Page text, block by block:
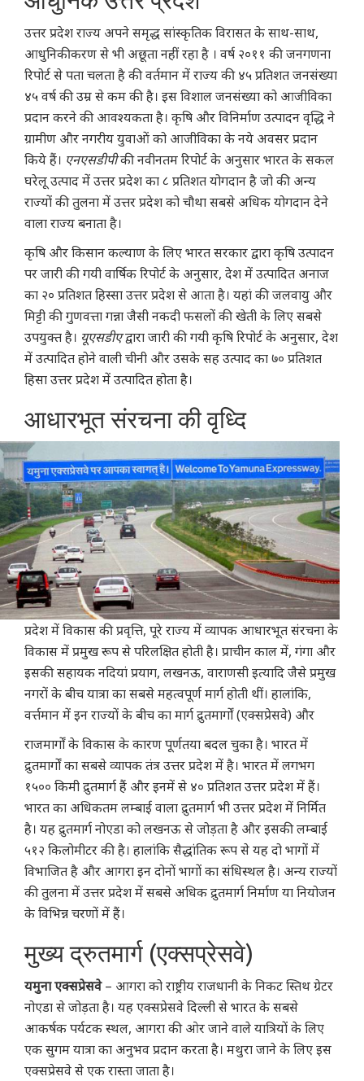
उत्तर प्रदेश राज्य अपने समृद्ध सांस्कृतिक विरासत के साथ-साथ,
आधुनिकीकरण से भी अछूता नहीं रहा है । वर्ष २०११ की जनगणना
रिपोर्ट से पता चलता है की वर्तमान में राज्य की ४५ प्रतिशत जनसंख्या
४५ वर्ष की उम्र से कम की है। इस विशाल जनसंख्या को आजीविका
प्रदान करने की आवश्यकता है। कृषि और विनिर्माण उत्पादन वृद्धि ने
ग्रामीण और नगरीय युवाओं को आजीविका के नये अवसर प्रदान
किये हैं। एनएसडीपीकी नवीनतम रिपोर्ट के अनुसार भारत के सकल
घरेलू उत्पाद में उत्तर प्रदेश का ८ प्रतिशत योगदान है जो की अन्य
राज्यों की तुलना में उत्तर प्रदेश को चौथा सबसे अधिक योगदान देने
वाला राज्य बनाता है।
कृषि और किसान कल्याण के लिए भारत सरकार द्वारा कृषि उत्पादन
पर जारी की गयी वार्षिक रिपोर्ट के अनुसार, देश में उत्पादित अनाज
का २० प्रतिशत हिस्सा उत्तर प्रदेश से आता है। यहां की जलवायु और
मिट्टी की गुणवत्ता गन्ना जैसी नकदी फसलों की खेती के लिए सबसे
उपयुक्त है। यूएसडीएद्वारा जारी की गयी कृषि रिपोर्ट के अनुसार, देश
में उत्पादित होने वाली चीनी और उसके सह उत्पाद का ७० प्रतिशत
हिसा उत्तर प्रदेश में उत्पादित होता है।
आधारभूत संरचना की वृध्दि
प्रदेश में विकास की प्रवृत्ति, पूरे राज्य में व्यापक आधारभूत संरचना के
विकास में प्रमुख रूप से परिलक्षित होती है। प्राचीन काल में, गंगा और
इसकी सहायक नदियां प्रयाग, लखनऊ, वाराणसी इत्यादि जैसे प्रमुख
नगरों के बीच यात्रा का सबसे महत्वपूर्ण मार्ग होती थीं। हालांकि,
वर्त्तमान में इन राज्यों के बीच का मार्ग द्रुतमार्गों (एक्सप्रेसवे) और
राजमार्गों के विकास के कारण पूर्णतया बदल चुका है। भारत में
द्रुतमार्गों का सबसे व्यापक तंत्र उत्तर प्रदेश में है। भारत में लगभग
१५०० किमी द्रुतमार्ग हैं और इनमें से ४० प्रतिशत उत्तर प्रदेश में हैं।
भारत का अधिकतम लम्बाई वाला द्रुतमार्ग भी उत्तर प्रदेश में निर्मित
है। यह द्रुतमार्ग नोएडा को लखनऊ से जोड़ता है और इसकी लम्बाई
५१२ किलोमीटर की है। हालांकि सैद्धांतिक रूप से यह दो भागों में
विभाजित है और आगरा इन दोनों भागों का संधिस्थल है। अन्य राज्यों
की तुलना में उत्तर प्रदेश में सबसे अधिक द्रुतमार्ग निर्माण या नियोजन
के विभिन्न चरणों में हैं।
मुख्य द्रुतमार्ग (एक्सप्रेसवे)
यमुना एक्सप्रेसवे– आगरा को राष्ट्रीय राजधानी के निकट स्तिथ ग्रेटर
नोएडा से जोड़ता है। यह एक्सप्रेसवे दिल्ली से भारत के सबसे
आकर्षक पर्यटक स्थल, आगरा की ओर जाने वाले यात्रियों के लिए
एक सुगम यात्रा का अनुभव प्रदान करता है। मथुरा जाने के लिए इस
एक्सप्रेसवे से एक रास्ता जाता है।